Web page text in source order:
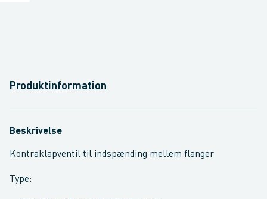
Produktinformation
Beskrivelse
Kontraklapventil til indspænding mellem flanger
Type: